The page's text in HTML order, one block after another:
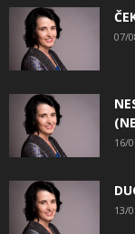
07/
16/
13/